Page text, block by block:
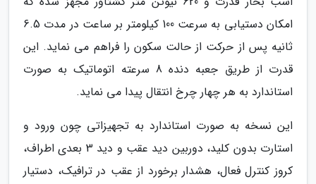
امکان دستیابی به سرعت 100 کیلومتر بر ساعت در مدت 6.5
ثانیه پس از حرکت از حالت سکون را فراهم می نماید. این
قدرت از طریق جعبه دنده 8 سرعته اتوماتیک به صورت
استاندارد به هر چهار چرخ انتقال پیدا می نماید.
این نسخه به صورت استاندارد به تجهیزاتی چون ورود و
استارت بدون کلید، دوربین دید عقب و دید 3 بعدی اطراف،
کروز کنترل فعال، هشدار برخورد از عقب در ترافیک، دستیار